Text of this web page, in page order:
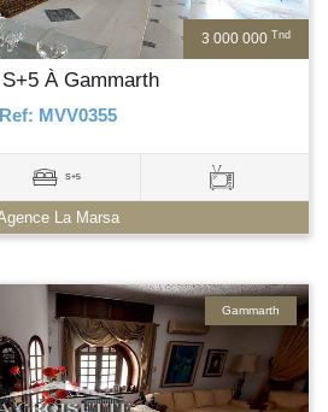
3 000 000 Tnd
À Gammarth
Ref: MVV0355
S+5
La Marsa
Gammarth